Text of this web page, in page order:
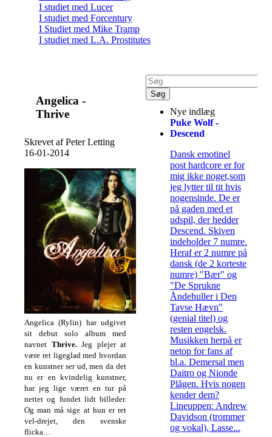
I studiet med Lucer
I studiet med Forcentury
I Studiet med Mike Tramp
I studiet med L.A. Prostitutes
Angelica -
Thrive
Skrevet af Peter Letting
16-01-2014
Angelica (Rylin) har udgivet
sit debut solo album med
navnet Thrive. Jeg plejer at
være ret ligeglad med hvordan
en kunstner ser ud, men da det
nu er en kvindelig kunstner,
har jeg lige været en tur på
nettet og fundet lidt billeder.
Og man må sige at hun er ret
vel-drejet, den svenske
flicka…
Nye indlæg
Puke Wolf -
Descend
Dansk emotinel
post hardcore er for
mig ikke noget,som
jeg lytter til tit hvis
nogensinde. De er
på gaden med et
udspil, der hedder
Descend. Skiven
indeholder 7 numre.
Heraf er 2 numre på
dansk (de 2 korteste
numre) "Bær" og
"De Sprukne
Åndehuller i Den
Tavse Hævn"
(genial titel) og
resten engelsk.
Musikken herpå er
netop for fans af
bl.a. Demersal men
Daitro og Nionde
Plågen. Hvis nogen
kender dem?
Lineuppen: Andrew
Davidson (trommer
og vokal), Lasse...